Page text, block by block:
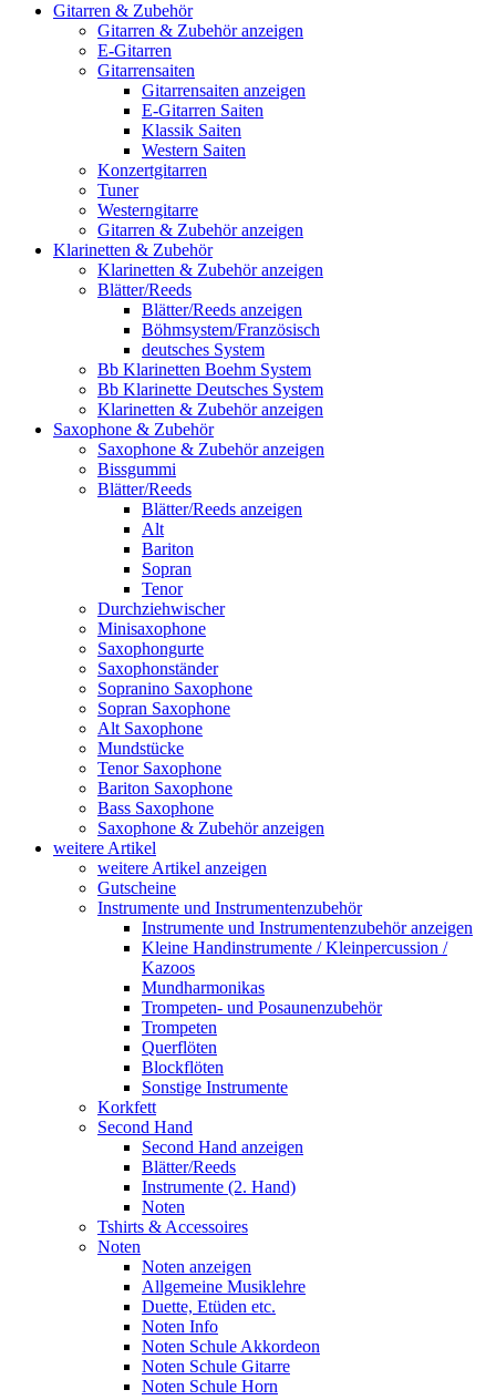
Gitarren & Zubehör
Gitarren & Zubehör anzeigen
E-Gitarren
Gitarrensaiten
Gitarrensaiten anzeigen
E-Gitarren Saiten
Klassik Saiten
Western Saiten
Konzertgitarren
Tuner
Westerngitarre
Gitarren & Zubehör anzeigen
Klarinetten & Zubehör
Klarinetten & Zubehör anzeigen
Blätter/Reeds
Blätter/Reeds anzeigen
Böhmsystem/Französisch
deutsches System
Bb Klarinetten Boehm System
Bb Klarinette Deutsches System
Klarinetten & Zubehör anzeigen
Saxophone & Zubehör
Saxophone & Zubehör anzeigen
Bissgummi
Blätter/Reeds
Blätter/Reeds anzeigen
Alt
Bariton
Sopran
Tenor
Durchziehwischer
Minisaxophone
Saxophongurte
Saxophonständer
Sopranino Saxophone
Sopran Saxophone
Alt Saxophone
Mundstücke
Tenor Saxophone
Bariton Saxophone
Bass Saxophone
Saxophone & Zubehör anzeigen
weitere Artikel
weitere Artikel anzeigen
Gutscheine
Instrumente und Instrumentenzubehör
Instrumente und Instrumentenzubehör anzeigen
Kleine Handinstrumente / Kleinpercussion /
Kazoos
Mundharmonikas
Trompeten- und Posaunenzubehör
Trompeten
Querflöten
Blockflöten
Sonstige Instrumente
Korkfett
Second Hand
Second Hand anzeigen
Blätter/Reeds
Instrumente (2. Hand)
Noten
Tshirts & Accessoires
Noten
Noten anzeigen
Allgemeine Musiklehre
Duette, Etüden etc.
Noten Info
Noten Schule Akkordeon
Noten Schule Gitarre
Noten Schule Horn